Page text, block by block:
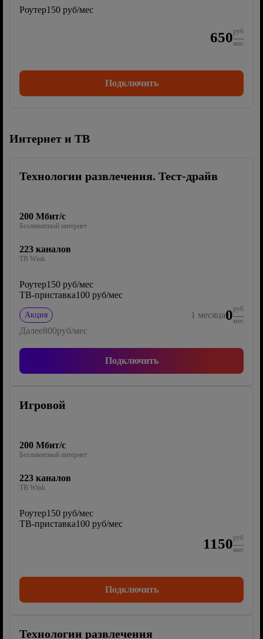
Роутер150 руб/мес
650руб
мес
Подключить
Интернет и ТВ
Технологии развлечения. Тест-драйв
200 Мбит/с
Безлимитный интернет
223 каналов
ТВ Wink
Роутер150 руб/мес
ТВ-приставка100 руб/мес
Акция 1 месяца0руб
мес
Далее800руб/мес
Подключить
Игровой
200 Мбит/с
Безлимитный интернет
223 каналов
ТВ Wink
Роутер150 руб/мес
ТВ-приставка100 руб/мес
1150руб
мес
Подключить
Технологии развлечения